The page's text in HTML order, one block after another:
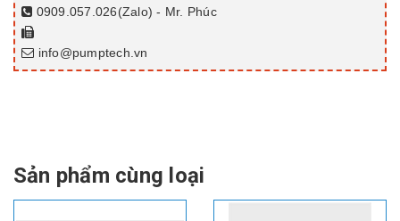
0909.057.026(Zalo) - Mr. Phúc
info@pumptech.vn
Sản phẩm cùng loại